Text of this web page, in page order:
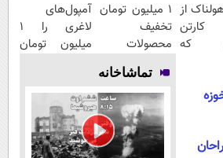
از
کارتن
که
۱ میلیون تومان
تخفیف
محصولات
لاغری؛ یک قدم
نزدیک‌تر به
شروع کاهش
وزن
آمپول‌های
لاغری را ۱
میلیون تومان
تماشاخانه